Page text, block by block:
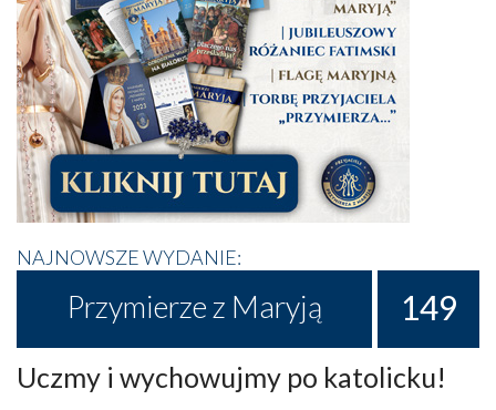
NAJNOWSZE WYDANIE:
Przymierze z Maryją 149
Uczmy i wychowujmy po katolicku!